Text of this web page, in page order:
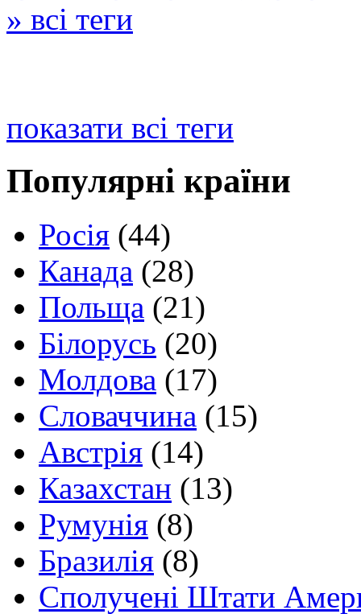
» всі теги
показати всі теги
Популярні країни
Росія (44)
Канада (28)
Польща (21)
Білорусь (20)
Молдова (17)
Словаччина (15)
Австрія (14)
Казахстан (13)
Румунія (8)
Бразилія (8)
Сполучені Штати